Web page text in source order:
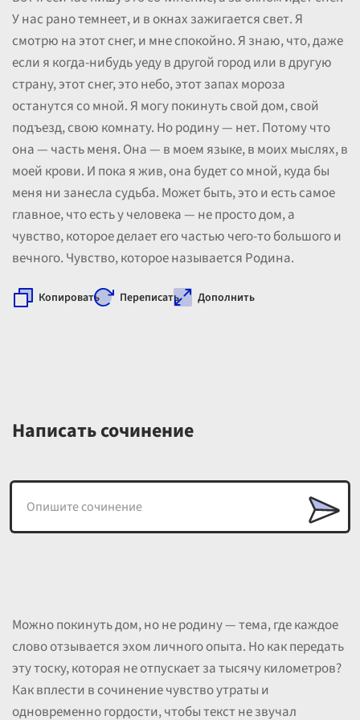
У нас рано темнеет, и в окнах зажигается свет. Я
смотрю на этот снег, и мне спокойно. Я знаю, что, даже
если я когда-нибудь уеду в другой город или в другую
страну, этот снег, это небо, этот запах мороза
останутся со мной. Я могу покинуть свой дом, свой
подъезд, свою комнату. Но родину — нет. Потому что
она — часть меня. Она — в моем языке, в моих мыслях, в
моей крови. И пока я жив, она будет со мной, куда бы
меня ни занесла судьба. Может быть, это и есть самое
главное, что есть у человека — не просто дом, а
чувство, которое делает его частью чего-то большого и
вечного. Чувство, которое называется Родина.
Копировать Переписать Дополнить
Написать сочинение
Можно покинуть дом, но не родину — тема, где каждое
слово отзывается эхом личного опыта. Но как передать
эту тоску, которая не отпускает за тысячу километров?
Как вплести в сочинение чувство утраты и
одновременно гордости, чтобы текст не звучал